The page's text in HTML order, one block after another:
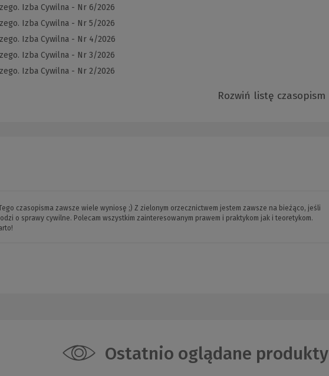
Izba Cywilna - Nr 6/2026
Izba Cywilna - Nr 5/2026
Izba Cywilna - Nr 4/2026
Izba Cywilna - Nr 3/2026
Izba Cywilna - Nr 2/2026
Rozwiń listę czasopism
czasopisma zawsze wiele wyniosę ;) Z zielonym orzecznictwem jestem zawsze na bieżąco, jeśli
o sprawy cywilne. Polecam wszystkim zainteresowanym prawem i praktykom jak i teoretykom.
Ostatnio oglądane produkty